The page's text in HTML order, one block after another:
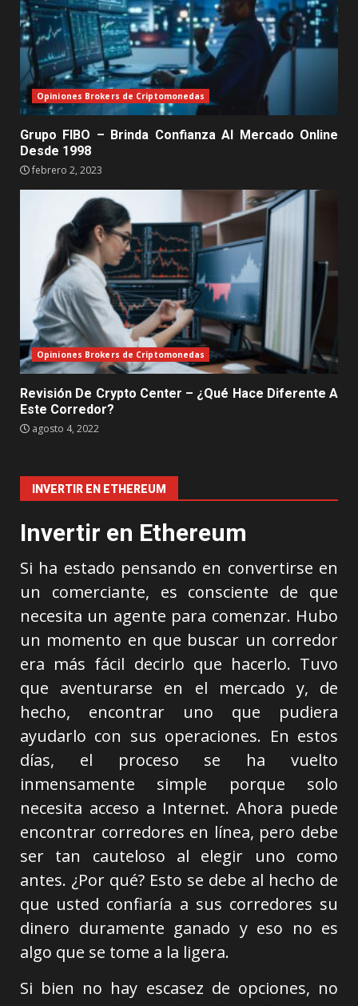
Opiniones Brokers de Criptomonedas
Grupo FIBO – Brinda Confianza Al Mercado Online
Desde 1998
febrero 2, 2023
Opiniones Brokers de Criptomonedas
Revisión De Crypto Center – ¿Qué Hace Diferente A
Este Corredor?
agosto 4, 2022
INVERTIR EN ETHEREUM
Invertir en Ethereum
Si ha estado pensando en convertirse en
un comerciante, es consciente de que
necesita un agente para comenzar. Hubo
un momento en que buscar un corredor
era más fácil decirlo que hacerlo. Tuvo
que aventurarse en el mercado y, de
hecho, encontrar uno que pudiera
ayudarlo con sus operaciones. En estos
días, el proceso se ha vuelto
inmensamente simple porque solo
necesita acceso a Internet. Ahora puede
encontrar corredores en línea, pero debe
ser tan cauteloso al elegir uno como
antes. ¿Por qué? Esto se debe al hecho de
que usted confiaría a sus corredores su
dinero duramente ganado y eso no es
algo que se tome a la ligera.
Si bien no hay escasez de opciones, no